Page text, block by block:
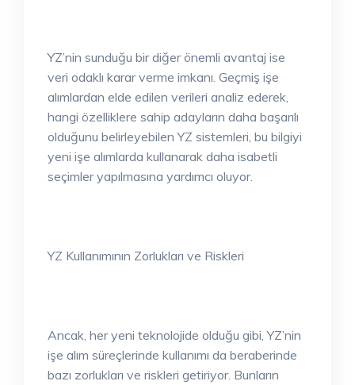
YZ’nin sunduğu bir diğer önemli avantaj ise
veri odaklı karar verme imkanı. Geçmiş işe
alımlardan elde edilen verileri analiz ederek,
hangi özelliklere sahip adayların daha başarılı
olduğunu belirleyebilen YZ sistemleri, bu bilgiyi
yeni işe alımlarda kullanarak daha isabetli
seçimler yapılmasına yardımcı oluyor.
YZ Kullanımının Zorlukları ve Riskleri
Ancak, her yeni teknolojide olduğu gibi, YZ’nin
işe alım süreçlerinde kullanımı da beraberinde
bazı zorlukları ve riskleri getiriyor. Bunların